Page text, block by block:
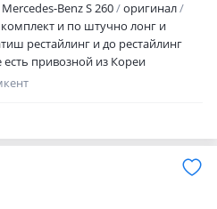
Mercedes-Benz S 260
оригинал
комплект и по штучно лонг и
рестайлинг и до рестайлинг
есть привозной из Кореи